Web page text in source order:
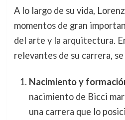
A lo largo de su vida,
momentos de gran
del arte y la arquitectura.
relevantes de su carrera,
Nacimiento y
nacimiento de Bicci
una carrera que lo